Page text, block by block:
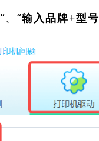
”、“输入品牌+型号